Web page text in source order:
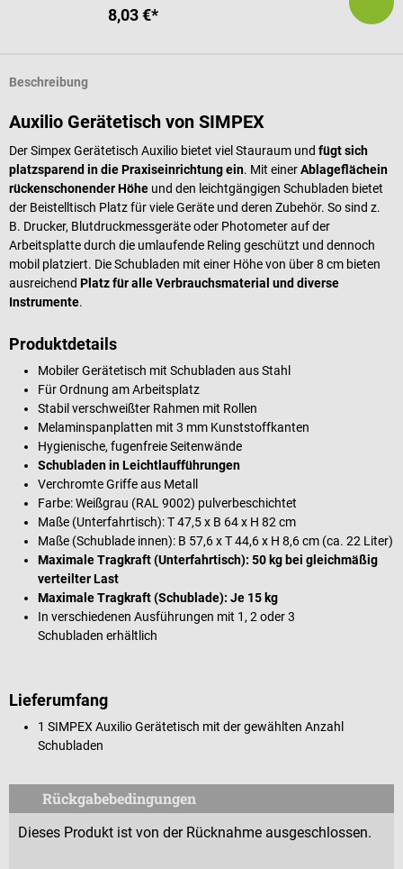
8,03 €*
Beschreibung
Auxilio Gerätetisch von SIMPEX
Der Simpex Gerätetisch Auxilio bietet viel Stauraum und fügt sich
platzsparend in die Praxiseinrichtung ein. Mit einerAblageflächein
rückenschonender Höhe und den leichtgängigen Schubladen bietet
der Beistelltisch Platz für viele Geräte und deren Zubehör. So sind z.
B. Drucker, Blutdruckmessgeräte oder Photometer auf der
Arbeitsplatte durch die umlaufende Reling geschützt und dennoch
mobil platziert. Die Schubladen mit einer Höhe von über 8 cm bieten
ausreichend Platz für alle Verbrauchsmaterial und diverse
Instrumente.
Produktdetails
Mobiler Gerätetisch mit Schubladen aus Stahl
Für Ordnung am Arbeitsplatz
Stabil verschweißter Rahmen mit Rollen
Melaminspanplatten mit 3 mm Kunststoffkanten
Hygienische, fugenfreie Seitenwände
Schubladen in Leichtlaufführungen
Verchromte Griffe aus Metall
Farbe: Weißgrau (RAL 9002) pulverbeschichtet
Maße (Unterfahrtisch): T 47,5 x B 64 x H 82 cm
Maße (Schublade innen): B 57,6 x T 44,6 x H 8,6 cm (ca. 22 Liter)
Maximale Tragkraft (Unterfahrtisch): 50 kg bei gleichmäßig
verteilter Last
Maximale Tragkraft (Schublade): Je 15 kg
In verschiedenen Ausführungen mit 1, 2 oder 3
Schubladen erhältlich
Lieferumfang
1 SIMPEX Auxilio Gerätetisch mit der gewählten Anzahl
Schubladen
Rückgabebedingungen
Dieses Produkt ist von der Rücknahme ausgeschlossen.